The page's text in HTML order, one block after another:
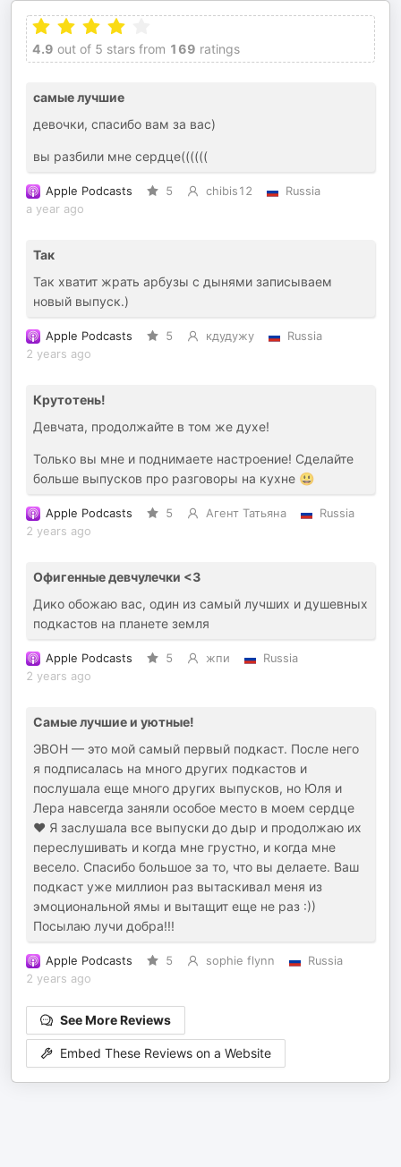
4.9 out of 5 stars from 169 ratings
самые лучшие
девочки, спасибо вам за вас)
вы разбили мне сердце((((((
Apple Podcasts 5 chibis12
Russia
a year ago
Так
Так хватит жрать арбузы с дынями записываем
новый выпуск.)
Apple Podcasts 5 кдудужу
Russia
2 years ago
Крутотень!
Девчата, продолжайте в том же духе!
Только вы мне и поднимаете настроение! Сделайте
больше выпусков про разговоры на кухне 😃
Apple Podcasts 5 Агент Татьяна
Russia
2 years ago
Офигенные девчулечки <3
Дико обожаю вас, один из самый лучших и душевных
подкастов на планете земля
Apple Podcasts 5 жпи
Russia
2 years ago
Самые лучшие и уютные!
ЭВОН — это мой самый первый подкаст. После него
я подписалась на много других подкастов и
послушала еще много других выпусков, но Юля и
Лера навсегда заняли особое место в моем сердце
❤️ Я заслушала все выпуски до дыр и продолжаю их
переслушивать и когда мне грустно, и когда мне
весело. Спасибо большое за то, что вы делаете. Ваш
подкаст уже миллион раз вытаскивал меня из
эмоциональной ямы и вытащит еще не раз :))
Посылаю лучи добра!!!
Apple Podcasts 5 sophie flynn
Russia
2 years ago
See More Reviews
Embed These Reviews on a Website